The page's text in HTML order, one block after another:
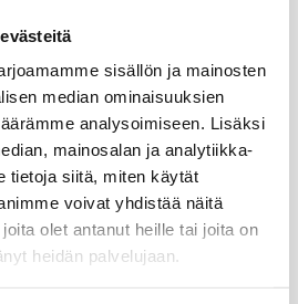
sisällön ja mainosten
median ominaisuuksien
analysoimiseen. Lisäksi
mainosalan ja analytiikka-
tietoja siitä, miten käytät
voivat yhdistää näitä
olet antanut heille tai joita on
heidän palvelujaan.
tekstiviestillä, sähköpostilla tai
on lähetetty maksajalle, joko
haet etuutta suoraan maksajalta.
hakemisesta löydät täältä: